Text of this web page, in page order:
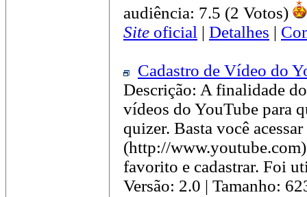
audiência: 7.5 (2 Votos)
Site oficial | Detalhes |
Cadastro de Vídeo do
Descrição: A finalidade
vídeos do YouTube para
quizer. Basta você
(http://
favorito e cadastrar. Foi
Versão: 2.0 | Tamanho: